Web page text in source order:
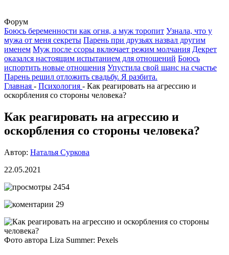
Форум
Боюсь беременности как огня, а муж торопит Узнала, что у
мужа от меня секреты Парень при друзьях назвал другим
именем Муж после ссоры включает режим молчания Декрет
оказался настоящим испытанием для отношений Боюсь
испортить новые отношения Упустила свой шанс на счастье
Парень решил отложить свадьбу. Я разбита.
Главная - Психология - Как реагировать на агрессию и
оскорбления со стороны человека?
Как реагировать на агрессию и
оскорбления со стороны человека?
Автор: Наталья Суркова
22.05.2021
2454
29
Фото автора Liza Summer: Pexels